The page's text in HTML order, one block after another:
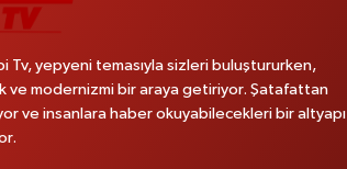
Tv, yepyeni temasıyla sizleri buluştururken,
ve modernizmi bir araya getiriyor. Şatafattan
ve insanlara haber okuyabilecekleri bir altyapı